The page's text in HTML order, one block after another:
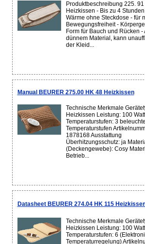
Produktbeschreibung 225. 91
Heizkissen - Bis zu 4
Wärme ohne Steckdose - für
Bewegungsfreiheit -
Form für Bauch und Rücken -
dünnem Material, kann
der Kleid...
Manual BEURER 275.00 HK 48 Heizkissen
Technische Merkmale
Heizkissen Leistung: 100 Watt
Temperaturstufen: 3
Temperaturstufen
1878168 Ausstattung
Überhitzungsschutz: ja
(Deckengewebe): Cosy
Betrieb...
Datasheet BEURER 274.04 HK 115
Technische Merkmale
Heizkissen Leistung: 100 Watt
Temperaturstufen: 6
Temperaturregelung)